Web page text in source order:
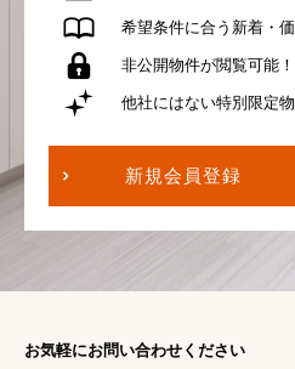
希望条件に合う 新着・
非公開物件が閲覧可能！
他社にはない特別限定
新規会員登録
お気軽にお問い合わせください